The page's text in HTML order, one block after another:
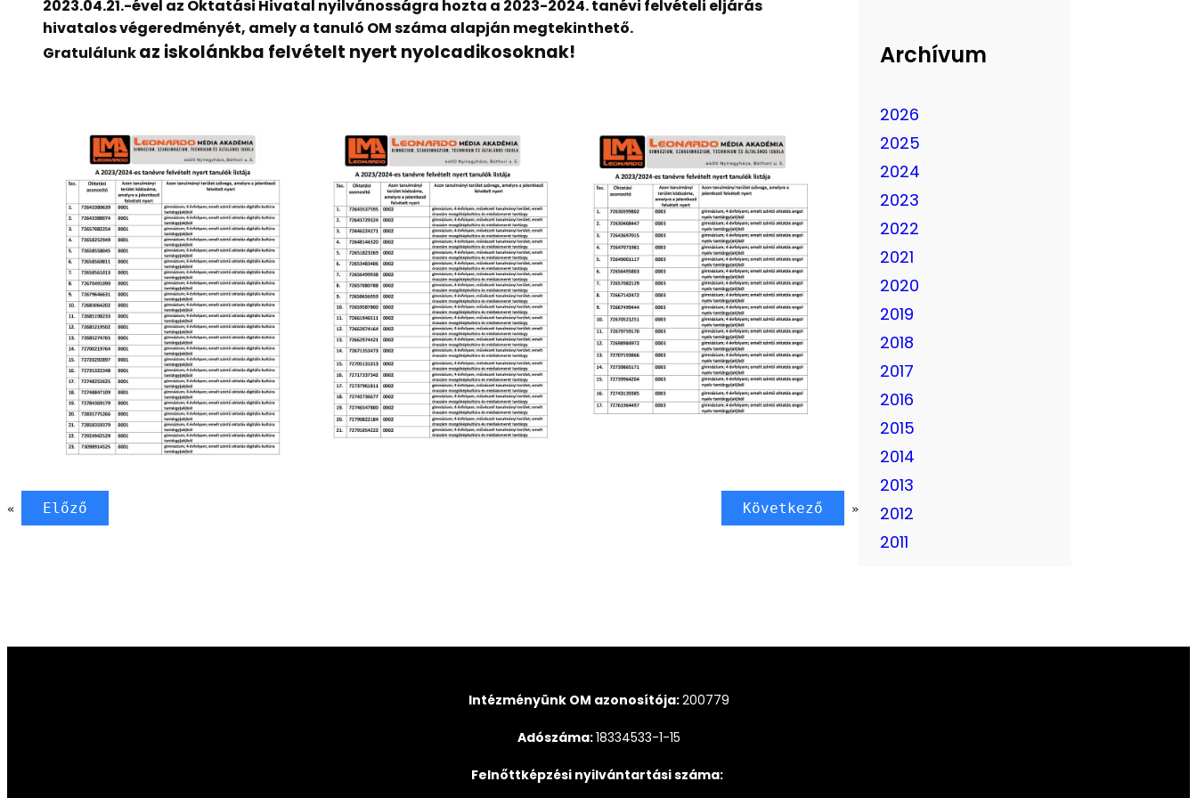
2023.04.21.-ével az Oktatási Hivatal nyilvánosságra hozta a 2023-2024. tanévi felvételi eljárás
hivatalos végeredményét, amely a tanuló OM száma alapján megtekinthető.
Gratulálunkaz iskolánkba felvételt nyert nyolcadikosoknak!
« Előző Következő »
Archívum
2026
2025
2024
2023
2022
2021
2020
2019
2018
2017
2016
2015
2014
2013
2012
2011
Intézményünk OM azonosítója:200779
Adószáma:18334533-1-15
Felnőttképzési nyilvántartási száma: